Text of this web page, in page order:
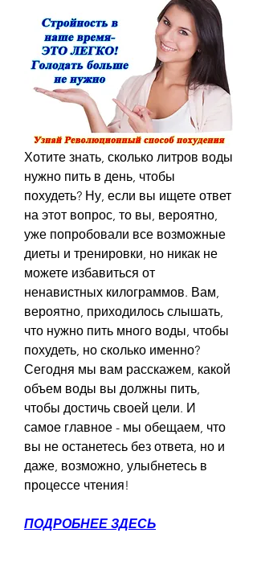
Хотите знать, сколько литров воды
нужно пить в день, чтобы
похудеть? Ну, если вы ищете ответ
на этот вопрос, то вы, вероятно,
уже попробовали все возможные
диеты и тренировки, но никак не
можете избавиться от
ненавистных килограммов. Вам,
вероятно, приходилось слышать,
что нужно пить много воды, чтобы
похудеть, но сколько именно?
Сегодня мы вам расскажем, какой
объем воды вы должны пить,
чтобы достичь своей цели. И
самое главное - мы обещаем, что
вы не останетесь без ответа, но и
даже, возможно, улыбнетесь в
процессе чтения!
ПОДРОБНЕЕ ЗДЕСЬ